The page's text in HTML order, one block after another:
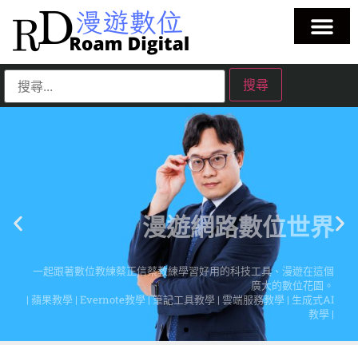
漫遊網路數位世界
一起跟著數位教練蔡正信蔡教練學習好用的科技工具、漫遊在這個
廣大的數位花園。
| 蘋果教學 | Evernote教學 | 筆記工具教學 | 雲端服務教學 | 生成式AI
教學 |
點擊這裡